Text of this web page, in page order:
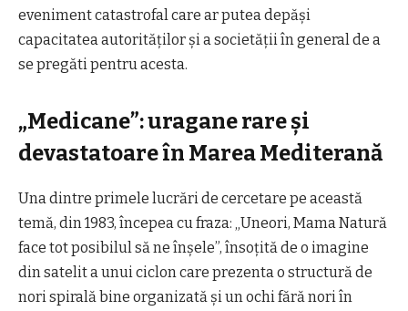
eveniment catastrofal care ar putea depăși
capacitatea autorităților și a societății în general de a
se pregăti pentru acesta.
„Medicane”: uragane rare și
devastatoare în Marea Mediterană
Una dintre primele lucrări de cercetare pe această
temă, din 1983, începea cu fraza: „Uneori, Mama Natură
face tot posibilul să ne înșele”, însoțită de o imagine
din satelit a unui ciclon care prezenta o structură de
nori spirală bine organizată și un ochi fără nori în